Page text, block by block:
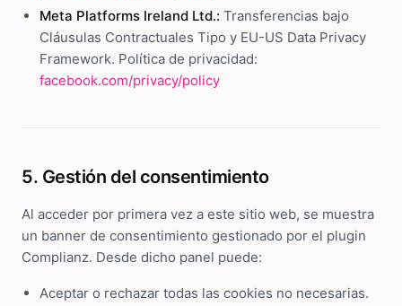
Meta Platforms Ireland Ltd.: Transferencias bajo
Cláusulas Contractuales Tipo y EU-US Data Privacy
Framework. Política de privacidad:
facebook.com/privacy/policy
5. Gestión del consentimiento
Al acceder por primera vez a este sitio web, se muestra
un banner de consentimiento gestionado por el plugin
Complianz. Desde dicho panel puede:
Aceptar o rechazar todas las cookies no necesarias.